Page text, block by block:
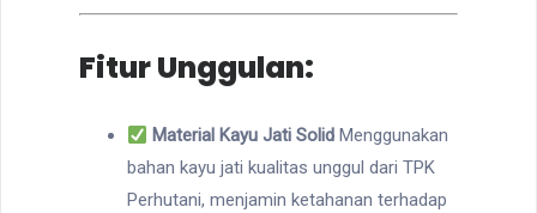
Fitur Unggulan:
Material Kayu Jati Solid Menggunakan
bahan kayu jati kualitas unggul dari TPK
Perhutani, menjamin ketahanan terhadap